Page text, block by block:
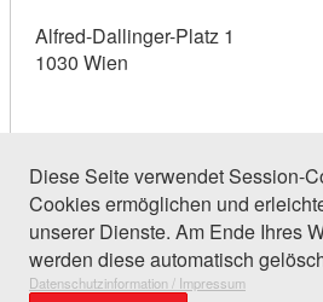
Alfred-Dallinger-Platz 1
1030 Wien
25 Einträge gefunden (1 von
Diese Seite verwendet Session-
Cookies ermöglichen und
unserer Dienste. Am Ende Ihres
werden diese automatisch
Datenschutzinformation / Impressum